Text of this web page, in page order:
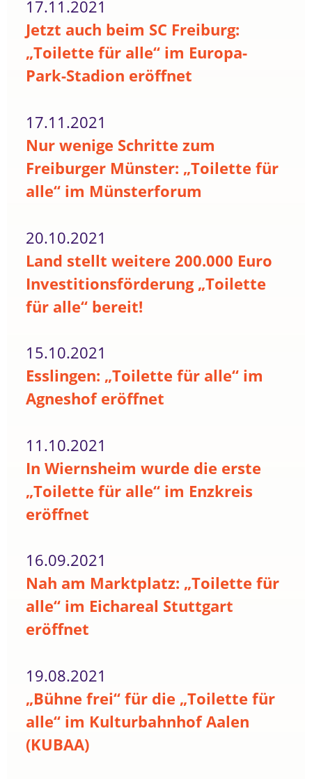
17.11.2021
Jetzt auch beim SC Freiburg:
„Toilette für alle“ im Europa-
Park-Stadion eröffnet
17.11.2021
Nur wenige Schritte zum
Freiburger Münster: „Toilette für
alle“ im Münsterforum
20.10.2021
Land stellt weitere 200.000 Euro
Investitionsförderung „Toilette
für alle“ bereit!
15.10.2021
Esslingen: „Toilette für alle“ im
Agneshof eröffnet
11.10.2021
In Wiernsheim wurde die erste
„Toilette für alle“ im Enzkreis
eröffnet
16.09.2021
Nah am Marktplatz: „Toilette für
alle“ im Eichareal Stuttgart
eröffnet
19.08.2021
„Bühne frei“ für die „Toilette für
alle“ im Kulturbahnhof Aalen
(KUBAA)